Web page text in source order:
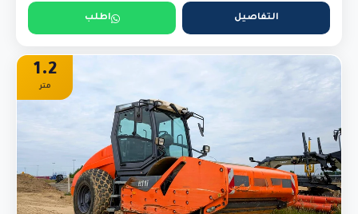
التفاصيل اطلب
1.2
متر